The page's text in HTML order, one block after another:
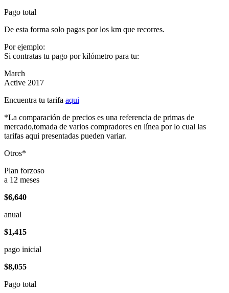
Pago total
De esta forma solo pagas por los km que recorres.
Por ejemplo:
Si contratas tu pago por kilómetro para tu:
March
Active 2017
Encuentra tu tarifa aqui
*La comparación de precios es una referencia de primas de
mercado,tomada de varios compradores en línea por lo cual las
tarifas aqui presentadas pueden variar.
Otros*
Plan forzoso
a 12 meses
$6,640
anual
$1,415
pago inicial
$8,055
Pago total